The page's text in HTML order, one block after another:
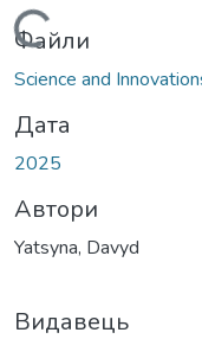
Вантажиться...
Файли
Science and
Дата
2025
Автори
Yatsyna, Davyd
Видавець